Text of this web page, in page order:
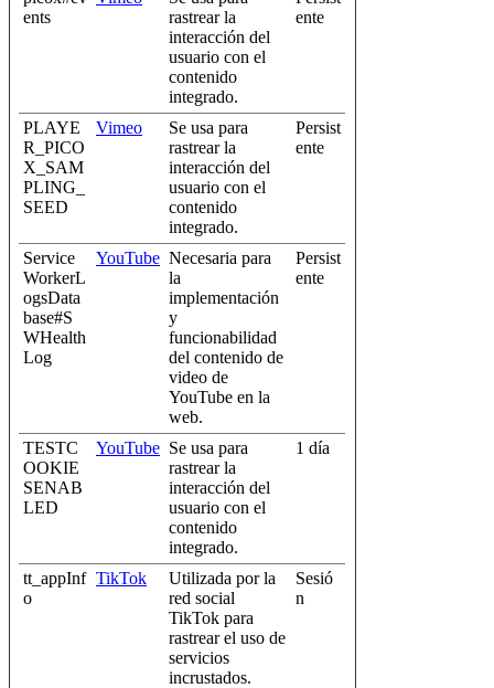
ents
rastrear la
interacción del
usuario con el
contenido
integrado.
ente
PLAYE
R_PICO
X_SAM
PLING_
SEED
Vimeo
Se usa para
rastrear la
interacción del
usuario con el
contenido
integrado.
Persist
ente
Service
WorkerL
ogsData
base#S
WHealth
Log
YouTube Necesaria para
la
implementación
y
funcionabilidad
del contenido de
video de
YouTube en la
web.
Persist
ente
TESTC
OOKIE
SENAB
LED
YouTube Se usa para
rastrear la
interacción del
usuario con el
contenido
integrado.
1 día
tt_appInf
o
TikTok
Utilizada por la
red social
TikTok para
rastrear el uso de
servicios
incrustados.
Sesió
n